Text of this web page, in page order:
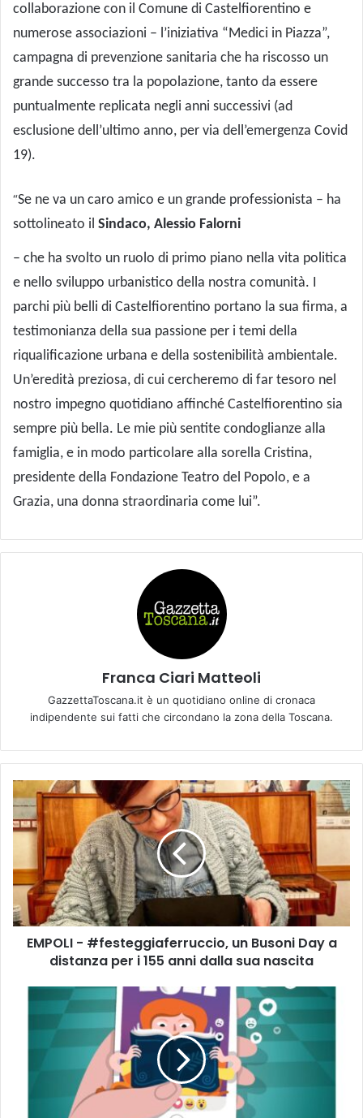
collaborazione con il Comune di Castelfiorentino e
numerose associazioni – l’iniziativa “Medici in Piazza”,
campagna di prevenzione sanitaria che ha riscosso un
grande successo tra la popolazione, tanto da essere
puntualmente replicata negli anni successivi (ad
esclusione dell’ultimo anno, per via dell’emergenza Covid
19).
“Se ne va un caro amico e un grande professionista – ha
sottolineato il Sindaco, Alessio Falorni
– che ha svolto un ruolo di primo piano nella vita politica
e nello sviluppo urbanistico della nostra comunità. I
parchi più belli di Castelfiorentino portano la sua firma, a
testimonianza della sua passione per i temi della
riqualificazione urbana e della sostenibilità ambientale.
Un’eredità preziosa, di cui cercheremo di far tesoro nel
nostro impegno quotidiano affinché Castelfiorentino sia
sempre più bella. Le mie più sentite condoglianze alla
famiglia, e in modo particolare alla sorella Cristina,
presidente della Fondazione Teatro del Popolo, e a
Grazia, una donna straordinaria come lui”.
Franca Ciari Matteoli
GazzettaToscana.it è un quotidiano online di cronaca
indipendente sui fatti che circondano la zona della Toscana.
E
M
P
I
-
#
f
EMPOLI - #festeggiaferruccio, un Busoni Day a
distanza per i 155 anni dalla sua nascita